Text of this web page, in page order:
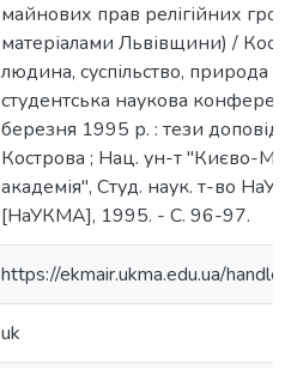
майнових прав релігійних
матеріалами Львівщини) /
людина, суспільство, природа :
студентська наукова
березня 1995 р. : тези
Кострова ; Нац. ун-т "Києво-
академія", Студ. наук. т-во
[НаУКМА], 1995. - С. 96-97.
https://ekmair.ukma.edu.ua/
uk